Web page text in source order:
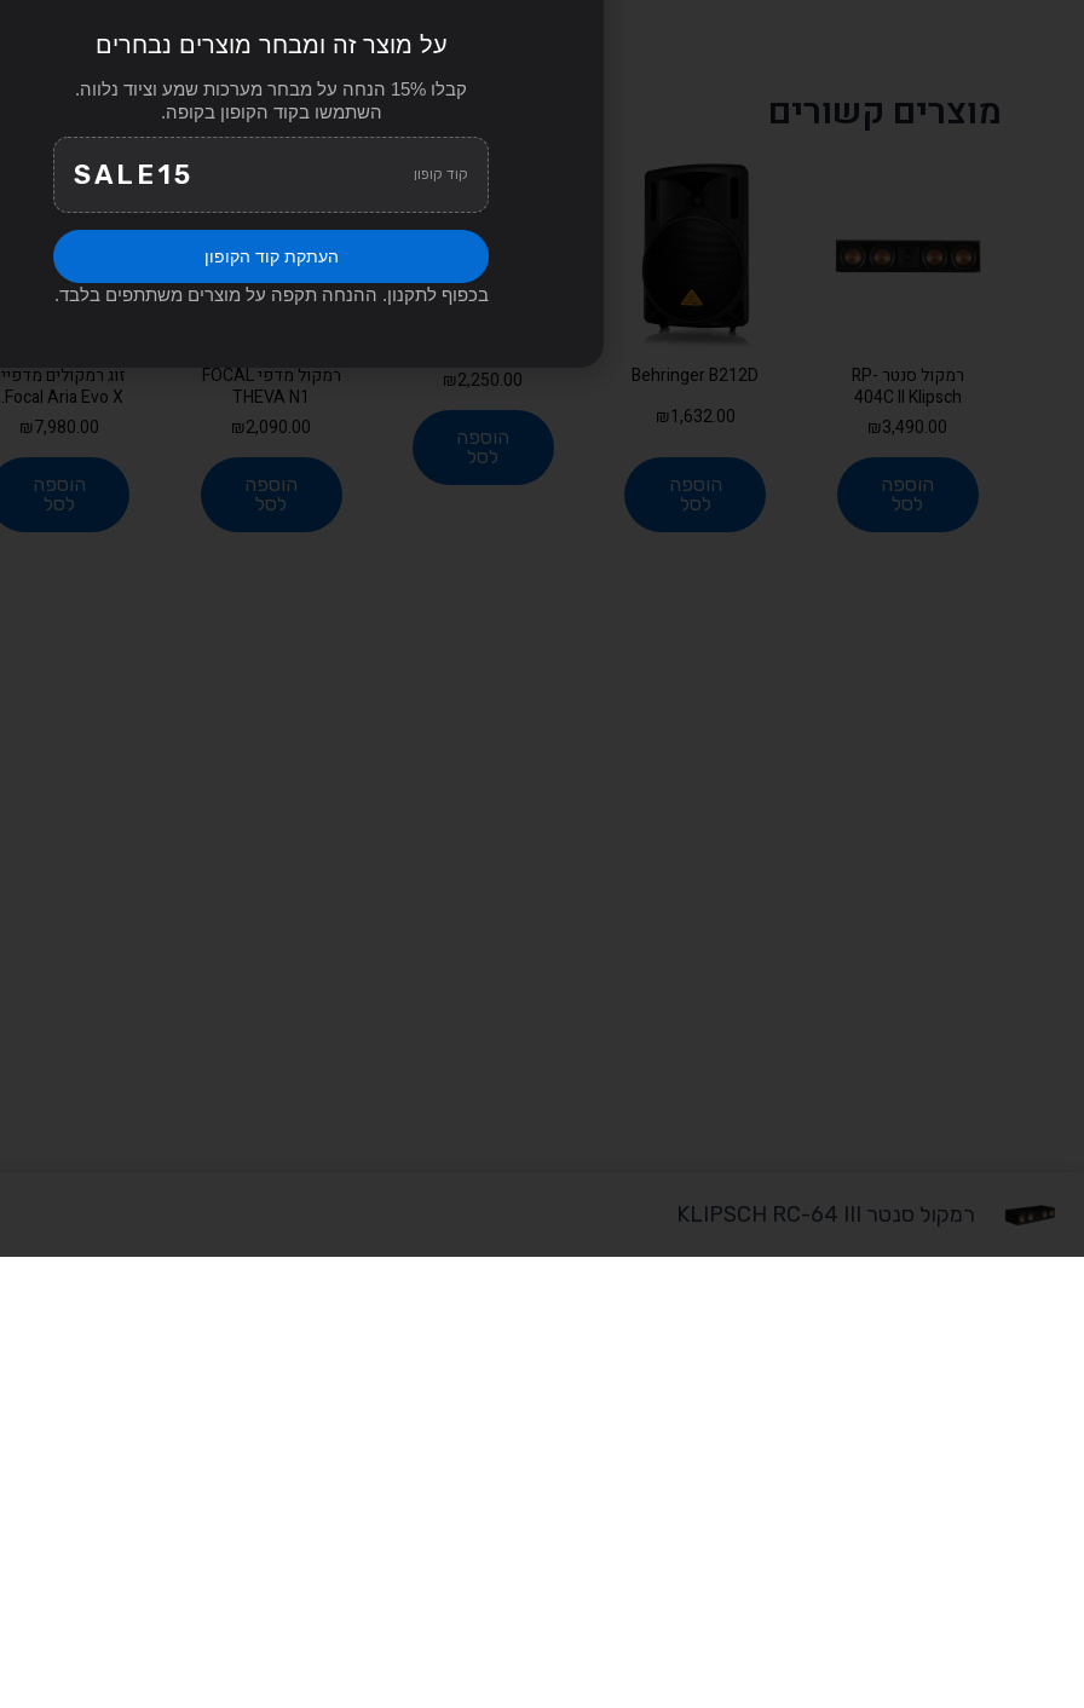
מוצרים קשורים
רמקול סנטר RP-
404C II Klipsch
₪3,490.00
הוספה
לסל
Behringer B212D
₪1,632.00
הוספה
לסל
FJORD
₪2,250.00
הוספה
לסל
רמקול מדפי FOCAL
THEVA N1
₪2,090.00
הוספה
לסל
זוג רמקולים
Focal Aria Evo X...
₪7,980.00
הוספה
לסל
רמקול סנטר KLIPSCH RC-64 III
על מוצר זה ומבחר מוצרים נבחרים
קבלו 15% הנחה על מבחר מערכות שמע וציוד נלווה.
השתמשו בקוד הקופון בקופה.
קוד קופון SALE15
העתקת קוד הקופון
בכפוף לתקנון. ההנחה תקפה על מוצרים משתתפים בלבד.